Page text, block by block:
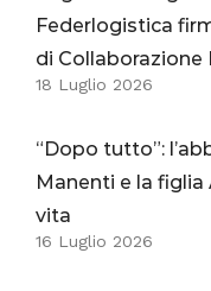
Federlogistica
di Collaborazione
18 Luglio 2026
“Dopo tutto”:
Manenti e la figlia
vita
16 Luglio 2026